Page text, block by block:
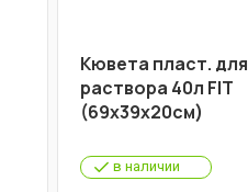
Кювета пласт. для
раствора 40л FIT
(69х39х20см)
в наличии